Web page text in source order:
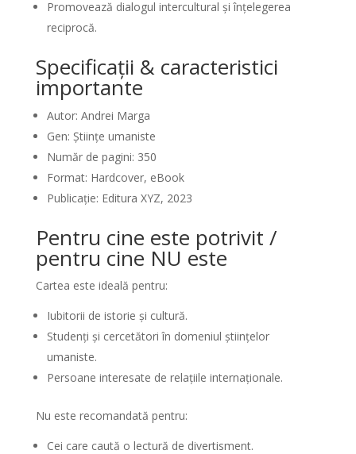
Promovează dialogul intercultural și înțelegerea
reciprocă.
Specificații & caracteristici
importante
Autor: Andrei Marga
Gen: Științe umaniste
Număr de pagini: 350
Format: Hardcover, eBook
Publicație: Editura XYZ, 2023
Pentru cine este potrivit /
pentru cine NU este
Cartea este ideală pentru:
Iubitorii de istorie și cultură.
Studenți și cercetători în domeniul științelor
umaniste.
Persoane interesate de relațiile internaționale.
Nu este recomandată pentru:
Cei care caută o lectură de divertisment.